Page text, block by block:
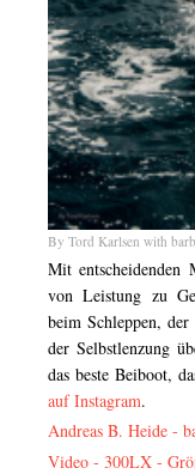
By Tord Karlsen with
Mit entscheidenden
von Leistung zu
beim Schleppen,
der Selbstlenzung
das beste Beiboot,
auf Instagram.
Andreas B. Heide -
Video - 300LX -